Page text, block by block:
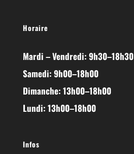
Horaire
Mardi – Vendredi: 9h30–18h30
Samedi: 9h00–18h00
Dimanche: 13h00–18h00
Lundi: 13h00–18h00
Infos